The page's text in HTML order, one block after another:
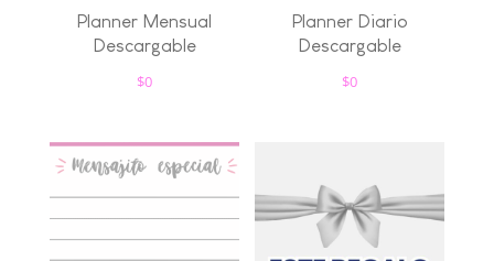
Planner Mensual
Descargable
$0
Planner Diario
Descargable
$0